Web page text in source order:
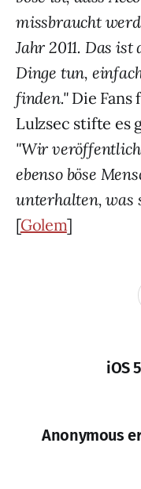
missbraucht
Jahr 2011. Das
Dinge tun,
finden."Die Fans
Lulzsec stifte es
"Wir
ebenso böse
unterhalten, was
[Golem]
iOS
Anonymous